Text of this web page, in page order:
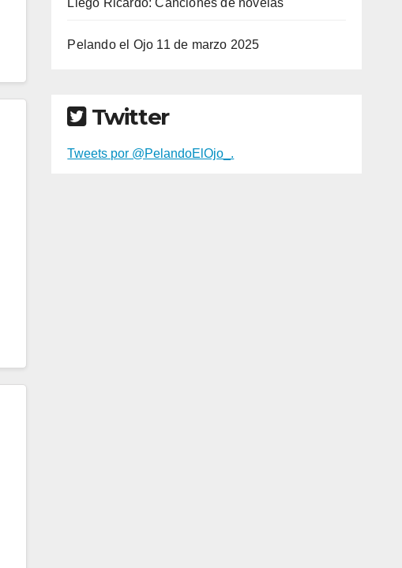
Llegó Ricardo: Canciones de novelas
Pelando el Ojo 11 de marzo 2025
Twitter
Tweets por @PelandoElOjo_.